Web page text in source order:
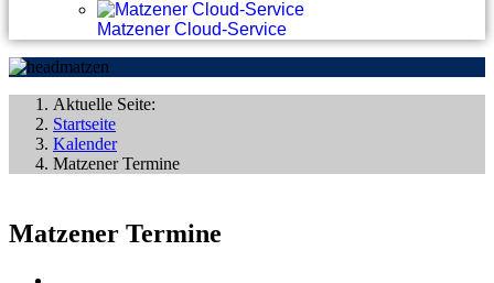
Matzener Cloud-Service
Aktuelle Seite:
Startseite
Kalender
Matzener Termine
Matzener Termine